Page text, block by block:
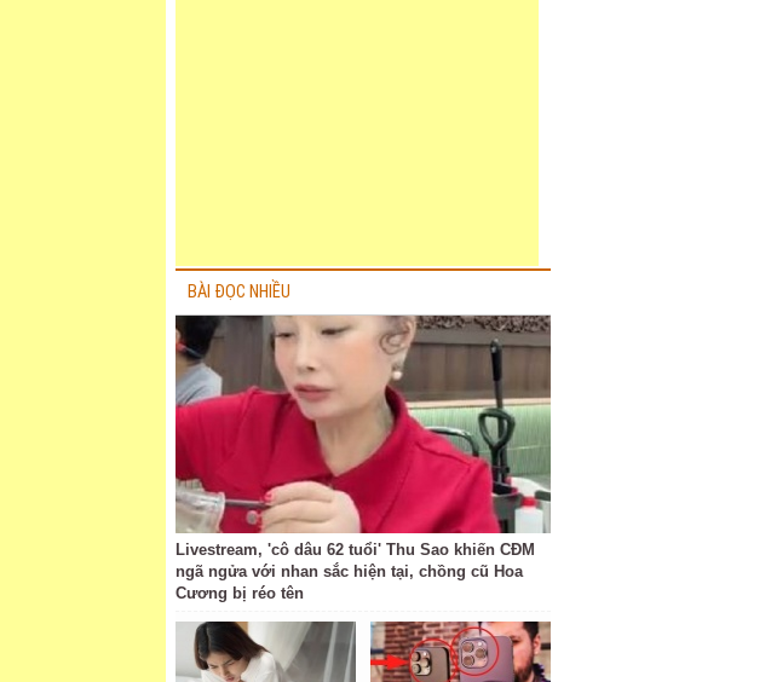
BÀI ĐỌC NHIỀU
Livestream, 'cô dâu 62 tuổi' Thu Sao khiến CĐM
ngã ngửa với nhan sắc hiện tại, chồng cũ Hoa
Cương bị réo tên